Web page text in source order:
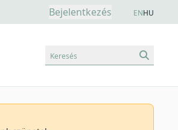
Bejelentkezés ENHU
Keresés